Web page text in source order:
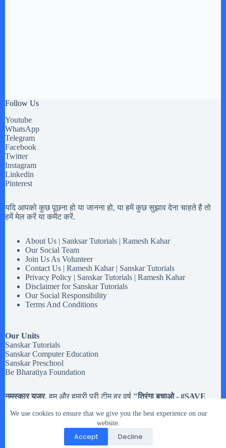
We use cookies to ensure that we give you the best experience on our
website.
Accept Decline
Follow Us
Youtube
WhatsApp
Telegram
Facebook
Twitter
Instagram
Linkedin
Pinterest
यदि आपको कुछ पूछना हो या जानना हो, या हमें कुछ सुझाव देना चाहते है तो
हमें मेल करें या कमेंट करें.
About Us | Sanksar Tutorials | Ramesh Kahar
Our Social Team
Join Us As Volunteer
Contact Us | Ramesh Kahar | Sanskar Tutorials
Privacy Policy | Sanskar Tutorials | Ramesh Kahar
Disclaimer for Sanskar Tutorials
Our Social Responsibility
Terms And Conditions
Our Units
Sanskar Tutorials
Sanskar Computer Education
Sanskar Preschool
Be Bharatiya Foundation
नमस्कार यूजर, हम और हमारी पूरी टीम हर वर्ष "तिरंगा बचाओ - #SAVE
तिरंगे झंडे इकट्टा किये है. मतलब यह की यदि आपको१५ अगस्त और २६
जनवरी या किसी भी राष्ट्रिय त्यौहारमें इस्तेमाल होने वाले तिरंगे झंडे रास्ते
पर गिरे मिले, या आप के पास हो पर उसे संभालकर नहीं रख नहीं सकते तो
आप हमारे दिए पते पर भेज सकते है.